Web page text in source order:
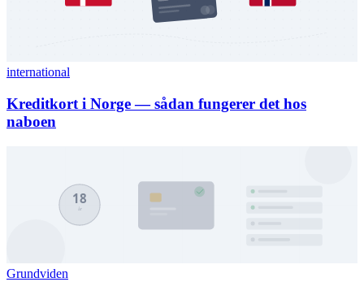
international
Kreditkort i Norge — sådan fungerer det hos
naboen
Grundviden